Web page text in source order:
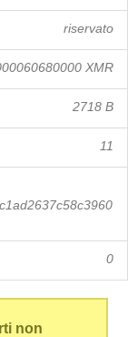
riservato
XMR
2718 B
11
0
non